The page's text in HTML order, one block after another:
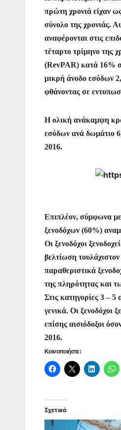
e
b
o
o
k
er s
A
p
p
πρώτη χρονιά είχαν
σύνολο της χρονιάς.
αναφέρονται στις
τέταρτο τρίμηνο της
(RevPAR) κατά 16%
μικρή άνοδο εσόδων
φθάνοντας σε
Η ολική ανάκαμψη
εσόδων ανά δωμάτιο
2016.
Επιπλέον, σύμφωνα με
ξενοδόχων (60%)
Οι ξενοδόχοι
βελτίωση
παραθεριστικά
της πληρότητας και
Στις κατηγορίες 3 –
γενικά. Οι ξενοδόχοι
επίσης αισιόδοξοι
2016.
Κοινοποιήστε:
Σχετικά